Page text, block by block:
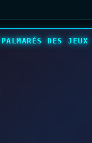
PALMARÉS DES